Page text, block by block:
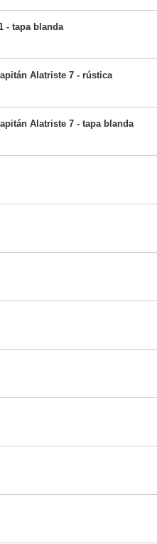
- tapa blanda
Alatriste 7 - rústica
Alatriste 7 - tapa blanda